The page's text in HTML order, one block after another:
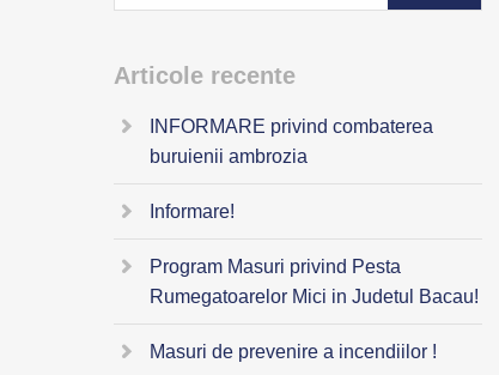
Articole recente
INFORMARE privind combaterea
buruienii ambrozia
Informare!
Program Masuri privind Pesta
Rumegatoarelor Mici in Judetul Bacau!
Masuri de prevenire a incendiilor !